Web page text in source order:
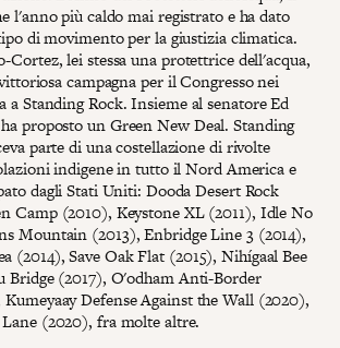
l'anno più caldo mai registrato e ha dato
di movimento per la giustizia climatica.
Cortez, lei stessa una protettrice dell'acqua,
campagna per il Congresso nei
a Standing Rock. Insieme al senatore Ed
proposto un Green New Deal. Standing
parte di una costellazione di rivolte
indigene in tutto il Nord America e
dagli Stati Uniti: Dooda Desert Rock
Camp (2010), Keystone XL (2011), Idle No
Mountain (2013), Enbridge Line 3 (2014),
(2014), Save Oak Flat (2015), Nihígaal Bee
Bridge (2017), O'odham Anti-Border
Defense Against the Wall (2020),
Lane (2020), fra molte altre.